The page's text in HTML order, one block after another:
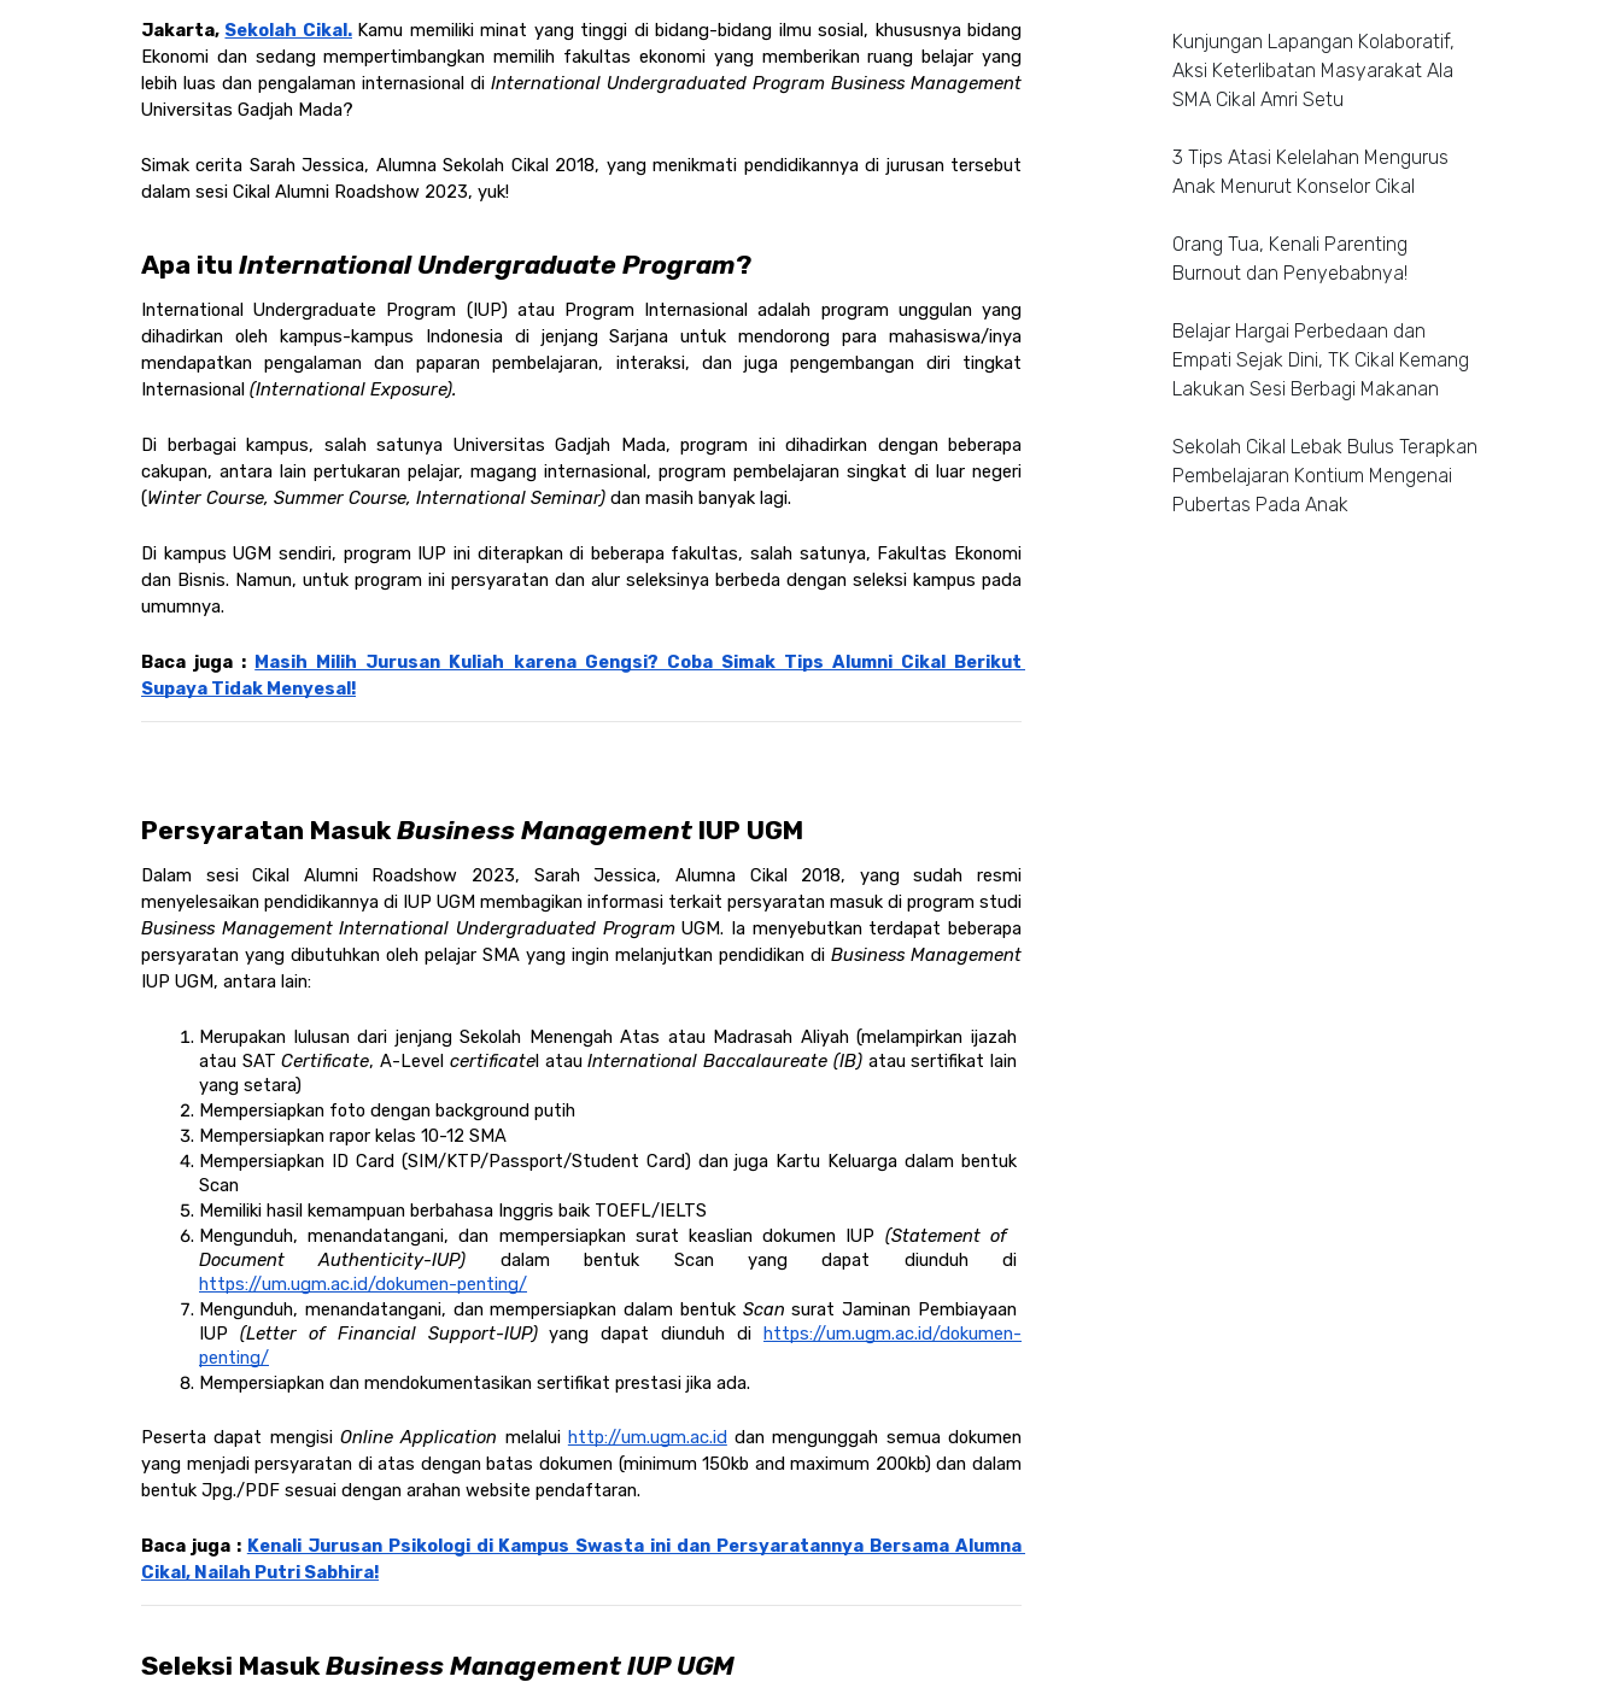
Jakarta, Sekolah Cikal. Kamu memiliki minat yang tinggi di bidang-bidang ilmu sosial, khususnya bidang
Ekonomi dan sedang mempertimbangkan memilih fakultas ekonomi yang memberikan ruang belajar yang
lebih luas dan pengalaman internasional di International Undergraduated Program Business Management
Universitas Gadjah Mada?
Simak cerita Sarah Jessica, Alumna Sekolah Cikal 2018, yang menikmati pendidikannya di jurusan tersebut
dalam sesi Cikal Alumni Roadshow 2023, yuk!
Apa itu International Undergraduate Program?
International Undergraduate Program (IUP) atau Program Internasional adalah program unggulan yang
dihadirkan oleh kampus-kampus Indonesia di jenjang Sarjana untuk mendorong para mahasiswa/inya
mendapatkan pengalaman dan paparan pembelajaran, interaksi, dan juga pengembangan diri tingkat
Internasional (International Exposure).
Di berbagai kampus, salah satunya Universitas Gadjah Mada, program ini dihadirkan dengan beberapa
cakupan, antara lain pertukaran pelajar, magang internasional, program pembelajaran singkat di luar negeri
(Winter Course, Summer Course, International Seminar) dan masih banyak lagi.
Di kampus UGM sendiri, program IUP ini diterapkan di beberapa fakultas, salah satunya, Fakultas Ekonomi
dan Bisnis. Namun, untuk program ini persyaratan dan alur seleksinya berbeda dengan seleksi kampus pada
umumnya.
Baca juga : Masih Milih Jurusan Kuliah karena Gengsi? Coba Simak Tips Alumni Cikal Berikut
Supaya Tidak Menyesal!
Persyaratan Masuk Business Management IUP UGM
Dalam sesi Cikal Alumni Roadshow 2023, Sarah Jessica, Alumna Cikal 2018, yang sudah resmi
Business Management International Undergraduated Program UGM. Ia menyebutkan terdapat beberapa
persyaratan yang dibutuhkan oleh pelajar SMA yang ingin melanjutkan pendidikan di
IUP UGM, antara lain:
Merupakan lulusan dari jenjang Sekolah Menengah Atas atau Madrasah Aliyah (melampirkan ijazah
atau SAT Certificate, A-Level certificatel atau International Baccalaureate (IB) atau sertifikat lain
yang setara)
Mempersiapkan foto dengan background putih
Mempersiapkan rapor kelas 10-12 SMA
Mempersiapkan ID Card (SIM/KTP/Passport/Student Card) dan juga Kartu Keluarga dalam bentuk
Scan
Memiliki hasil kemampuan berbahasa Inggris baik TOEFL/IELTS
Mengunduh, menandatangani, dan mempersiapkan surat keaslian dokumen IUP (Statement of
Document Authenticity-IUP)
https://um.ugm.ac.id/dokumen-penting/
Mengunduh, menandatangani, dan mempersiapkan dalam bentuk Scan surat Jaminan Pembiayaan
IUP (Letter of Financial Support-IUP) yang dapat diunduh di https://um.ugm.ac.id/dokumen-
penting/
Mempersiapkan dan mendokumentasikan sertifikat prestasi jika ada.
Peserta dapat mengisi Online Application melalui http://um.ugm.ac.id dan mengunggah semua dokumen
yang menjadi persyaratan di atas dengan batas dokumen (minimum 150kb and maximum 200kb) dan dalam
bentuk Jpg./PDF sesuai dengan arahan website pendaftaran.
Baca juga : Kenali Jurusan Psikologi di Kampus Swasta ini dan Persyaratannya Bersama Alumna
Cikal, Nailah Putri Sabhira!
Seleksi Masuk Business Management IUP UGM
Kunjungan Lapangan Kolaboratif,
Aksi Keterlibatan Masyarakat Ala
SMA Cikal Amri Setu
3 Tips Atasi Kelelahan Mengurus
Anak Menurut Konselor Cikal
Orang Tua, Kenali Parenting
Burnout dan Penyebabnya!
Belajar Hargai Perbedaan dan
Empati Sejak Dini, TK Cikal Kemang
Lakukan Sesi Berbagi Makanan
Sekolah Cikal Lebak Bulus Terapkan
Pembelajaran Kontium Mengenai
Pubertas Pada Anak